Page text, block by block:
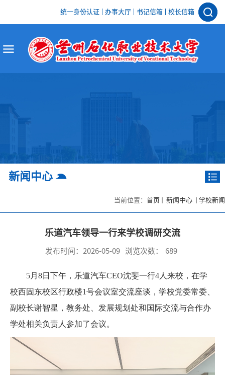
统一身份认证 办事大厅 书记信箱 校长信箱
新闻中心
当前位置： 首页 新闻中心 学校新闻
乐道汽车领导一行来学校调研交流
发布时间：2026-05-09 浏览次数： 689
5月8日下午，乐道汽车CEO沈斐一行4人来校，在学
校西固东校区行政楼1号会议室交流座谈，学校党委常委、
副校长谢智星，教务处、发展规划处和国际交流与合作办
学处相关负责人参加了会议。